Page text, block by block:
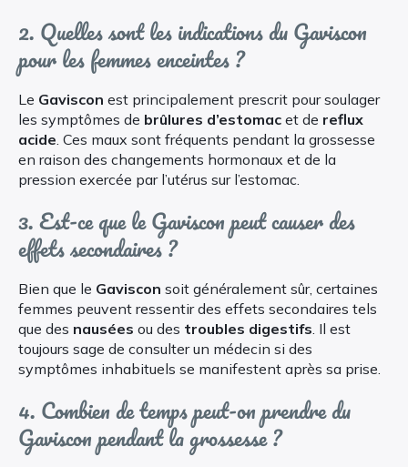
2. Quelles sont les indications du Gaviscon
pour les femmes enceintes ?
Le Gaviscon est principalement prescrit pour soulager
les symptômes de brûlures d’estomac et de reflux
acide . Ces maux sont fréquents pendant la grossesse
en raison des changements hormonaux et de la
pression exercée par l’utérus sur l’estomac.
3. Est-ce que le Gaviscon peut causer des
effets secondaires ?
Bien que le Gaviscon soit généralement sûr, certaines
femmes peuvent ressentir des effets secondaires tels
que des nausées ou des troubles digestifs . Il est
toujours sage de consulter un médecin si des
symptômes inhabituels se manifestent après sa prise.
4. Combien de temps peut-on prendre du
Gaviscon pendant la grossesse ?